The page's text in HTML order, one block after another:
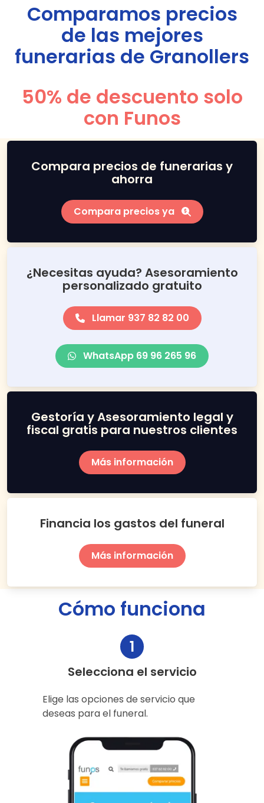
Comparamos precios
de las mejores
funerarias de Granollers
50% de descuento solo
con Funos
Compara precios de funerarias y
ahorra
Compara precios ya
¿Necesitas ayuda? Asesoramiento
personalizado gratuito
Llamar 937 82 82 00
WhatsApp 69 96 265 96
Gestoría y Asesoramiento legal y
fiscal gratis para nuestros clientes
Más información
Financia los gastos del funeral
Más información
Cómo funciona
1
Selecciona el servicio
Elige las opciones de servicio que
deseas para el funeral.